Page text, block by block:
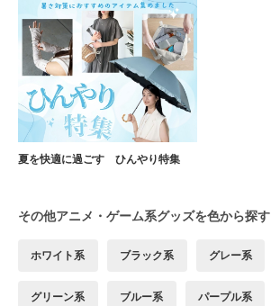
夏を快適に過ごす ひんやり特集
その他アニメ・ゲーム系グッズを色から探す
ホワイト系 ブラック系 グレー系
グリーン系 ブルー系 パープル系